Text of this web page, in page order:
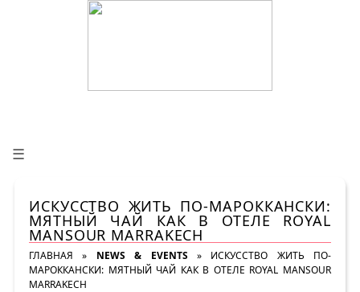
☰
ИСКУССТВО ЖИТЬ ПО-МАРОККАНСКИ:
МЯТНЫЙ ЧАЙ КАК В ОТЕЛЕ ROYAL
MANSOUR MARRAKECH
ГЛАВНАЯ » NEWS & EVENTS » ИСКУССТВО ЖИТЬ ПО-
МАРОККАНСКИ: МЯТНЫЙ ЧАЙ КАК В ОТЕЛЕ ROYAL MANSOUR
MARRAKECH